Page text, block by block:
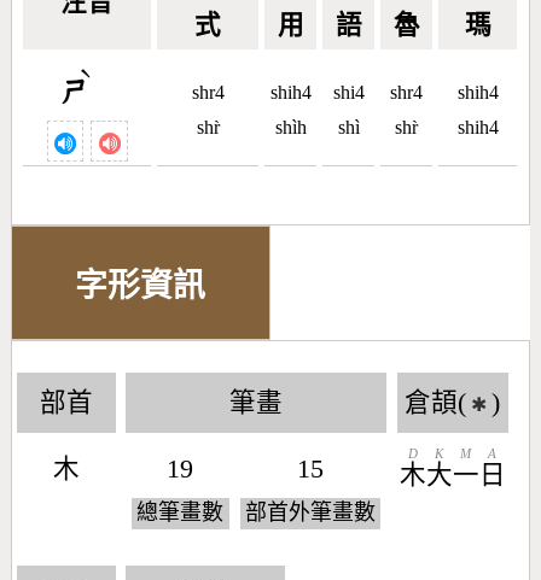
式 用 語 魯 瑪
ㄕ
ˋ
shr4
shr̀
shih4
shìh
shi4
shì
shr4
shr̀
shih4
shih4
字形資訊
部首
木
筆畫
19
總筆畫數
15
部首外筆畫數
倉頡( ✱ )
木
D
大
K
一
M
日
A